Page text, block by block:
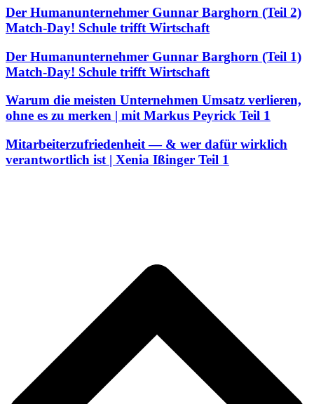
Der Humanunternehmer Gunnar Barghorn (Teil 2)
Match-Day! Schule trifft Wirtschaft
Der Humanunternehmer Gunnar Barghorn (Teil 1)
Match-Day! Schule trifft Wirtschaft
Warum die meisten Unternehmen Umsatz verlieren,
ohne es zu merken | mit Markus Peyrick Teil 1
Mitarbeiterzufriedenheit — & wer dafür wirklich
verantwortlich ist | Xenia Ißinger Teil 1